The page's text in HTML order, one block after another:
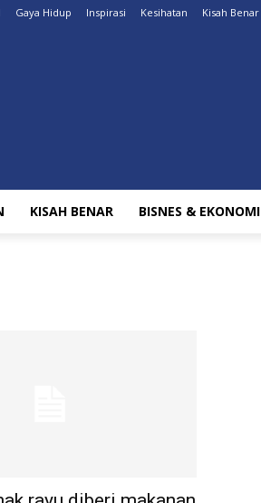
Gaya Hidup Inspirasi Kesihatan Kisah Benar
KISAH BENAR BISNES & EKONOMI